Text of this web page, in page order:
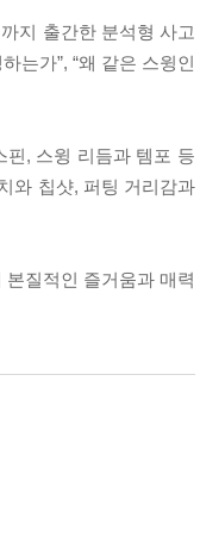
지 출간한 분석형 사고
는가”, “왜 같은 스윙인
핀, 스윙 리듬과 템포 등
와 칩샷, 퍼팅 거리감과
질적인 즐거움과 매력